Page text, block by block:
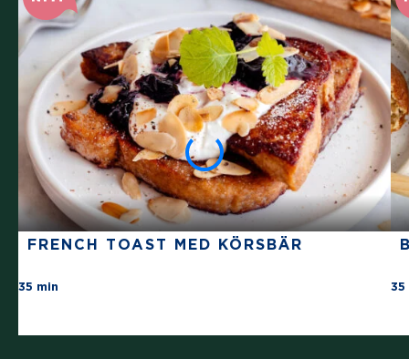
FRENCH TOAST MED KÖRSBÄR
35 min 35